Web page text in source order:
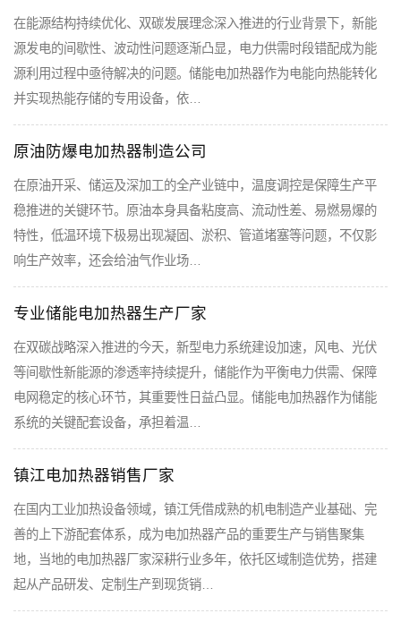
在能源结构持续优化、双碳发展理念深入推进的行业背景下，新能
源发电的间歇性、波动性问题逐渐凸显，电力供需时段错配成为能
源利用过程中亟待解决的问题。储能电加热器作为电能向热能转化
并实现热能存储的专用设备，依…
原油防爆电加热器制造公司
在原油开采、储运及深加工的全产业链中，温度调控是保障生产平
稳推进的关键环节。原油本身具备粘度高、流动性差、易燃易爆的
特性，低温环境下极易出现凝固、淤积、管道堵塞等问题，不仅影
响生产效率，还会给油气作业场…
专业储能电加热器生产厂家
在双碳战略深入推进的今天，新型电力系统建设加速，风电、光伏
等间歇性新能源的渗透率持续提升，储能作为平衡电力供需、保障
电网稳定的核心环节，其重要性日益凸显。储能电加热器作为储能
系统的关键配套设备，承担着温…
镇江电加热器销售厂家
在国内工业加热设备领域，镇江凭借成熟的机电制造产业基础、完
善的上下游配套体系，成为电加热器产品的重要生产与销售聚集
地，当地的电加热器厂家深耕行业多年，依托区域制造优势，搭建
起从产品研发、定制生产到现货销…